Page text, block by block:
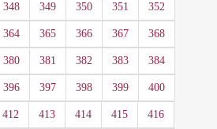
348 349 350 351 352
364 365 366 367 368
380 381 382 383 384
396 397 398 399 400
412 413 414 415 416